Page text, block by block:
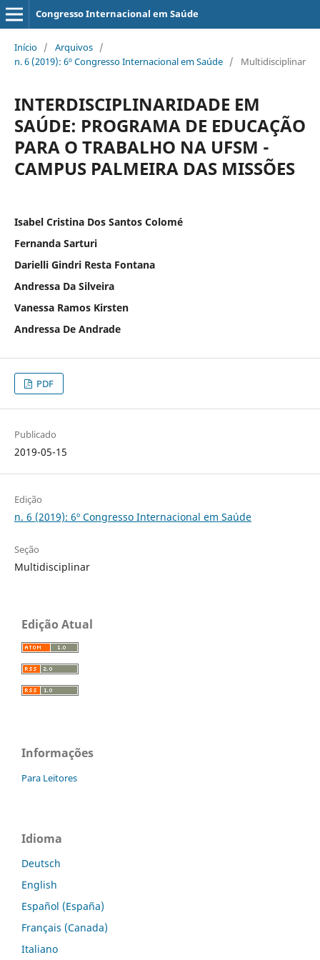
Congresso Internacional em Saúde
Início / Arquivos /
n. 6 (2019): 6º Congresso Internacional em Saúde / Multidisciplinar
INTERDISCIPLINARIDADE EM
SAÚDE: PROGRAMA DE EDUCAÇÃO
PARA O TRABALHO NA UFSM -
CAMPUS PALMEIRA DAS MISSÕES
Isabel Cristina Dos Santos Colomé
Fernanda Sarturi
Darielli Gindri Resta Fontana
Andressa Da Silveira
Vanessa Ramos Kirsten
Andressa De Andrade
PDF
Publicado
2019-05-15
Edição
n. 6 (2019): 6º Congresso Internacional em Saúde
Seção
Multidisciplinar
Edição Atual
Informações
Para Leitores
Idioma
Deutsch
English
Español (España)
Français (Canada)
Italiano